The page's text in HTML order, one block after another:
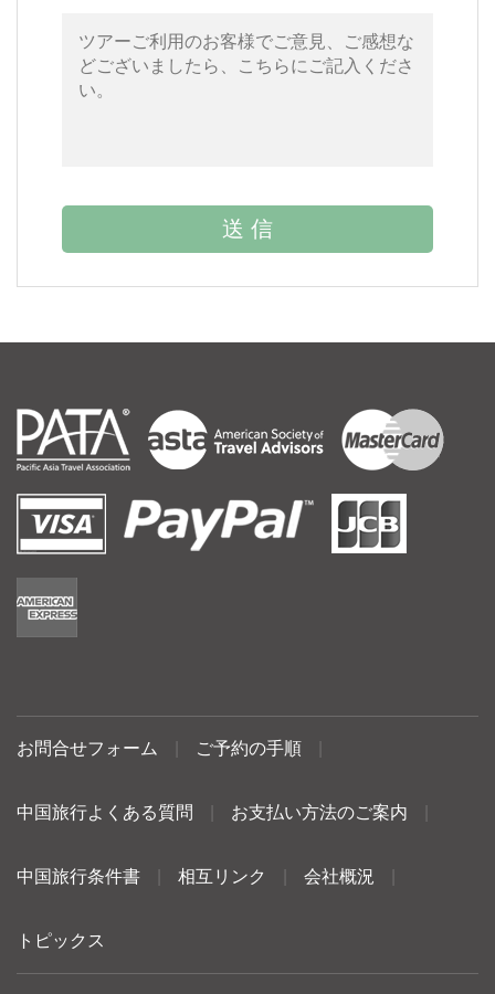
お問合せフォーム ご予約の手順
中国旅行よくある質問 お支払い方法のご案内
中国旅行条件書 相互リンク 会社概況
トピックス